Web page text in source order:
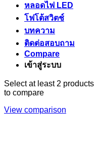
หลอดไฟ LED
โฟโต้สวิตช์
บทความ
ติดต่อสอบถาม
Compare
เข้าสู่ระบบ
Select at least 2 products
to compare
View comparison